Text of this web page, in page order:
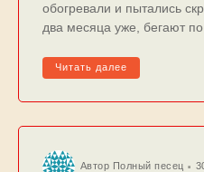
обогревали и пытались
два месяца уже, бегают
Читать далее
Автор Полный песец